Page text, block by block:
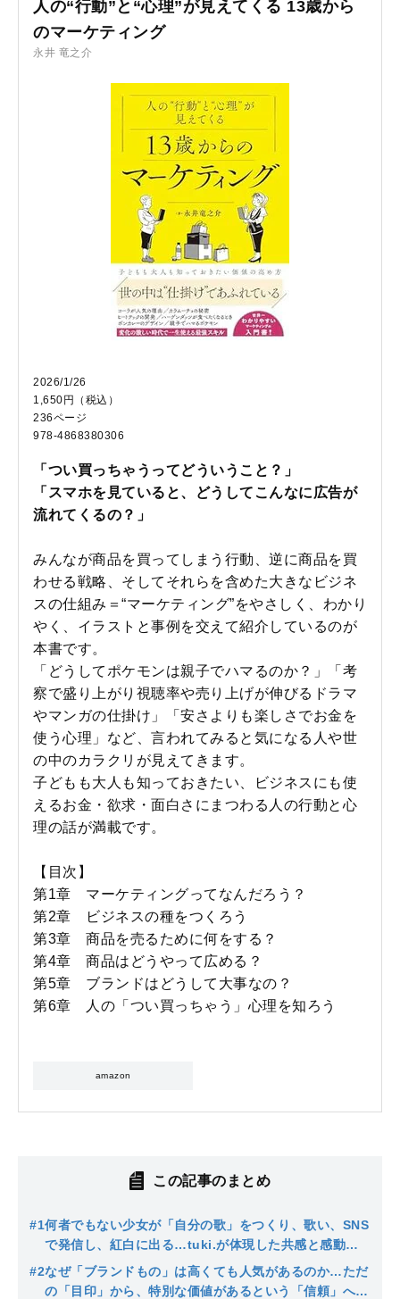
人の“行動”と“心理”が見えてくる 13歳から
のマーケティング
永井 竜之介
2026/1/26
1,650円（税込）
236ページ
978-4868380306
「つい買っちゃうってどういうこと？」
「スマホを見ていると、どうしてこんなに広告が
流れてくるの？」
みんなが商品を買ってしまう行動、逆に商品を買
わせる戦略、そしてそれらを含めた大きなビジネ
スの仕組み＝“マーケティング”をやさしく、わかり
やく、イラストと事例を交えて紹介しているのが
本書です。
「どうしてポケモンは親子でハマるのか？」「考
察で盛り上がり視聴率や売り上げが伸びるドラマ
やマンガの仕掛け」「安さよりも楽しさでお金を
使う心理」など、言われてみると気になる人や世
の中のカラクリが見えてきます。
子どもも大人も知っておきたい、ビジネスにも使
えるお金・欲求・面白さにまつわる人の行動と心
理の話が満載です。
【目次】
第1章 マーケティングってなんだろう？
第2章 ビジネスの種をつくろう
第3章 商品を売るために何をする？
第4章 商品はどうやって広める？
第5章 ブランドはどうして大事なの？
第6章 人の「つい買っちゃう」心理を知ろう
amazon
この記事のまとめ
#1何者でもない少女が「自分の歌」をつくり、歌い、SNS
で発信し、紅白に出る…tuki.が体現した共感と感動を
生むマーケティング
#2なぜ「ブランドもの」は高くても人気があるのか…ただ
の「目印」から、特別な価値があるという「信頼」へと